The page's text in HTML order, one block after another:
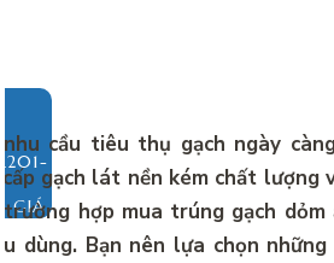
GIÁ
cầu tiêu thụ gạch ngày
gạch lát nền kém chất
hợp mua trúng gạch
dùng. Bạn nên lựa chọn